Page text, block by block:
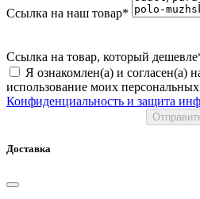
Ссылка на наш товар*
Ссылка на товар, который
Я ознакомлен(а) и согласен(а)
использование моих
Конфиденциальность и защита
Доставка